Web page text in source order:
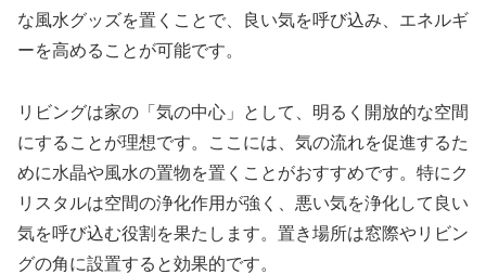
な風水グッズを置くことで、良い気を呼び込み、エネルギ
ーを高めることが可能です。
リビングは家の「気の中心」として、明るく開放的な空間
にすることが理想です。ここには、気の流れを促進するた
めに水晶や風水の置物を置くことがおすすめです。特にク
リスタルは空間の浄化作用が強く、悪い気を浄化して良い
気を呼び込む役割を果たします。置き場所は窓際やリビン
グの角に設置すると効果的です。